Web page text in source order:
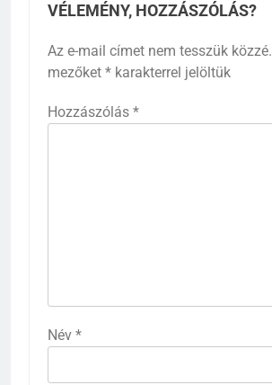
VÉLEMÉNY, HOZZÁSZÓLÁS?
Az e-mail címet nem tesszük közzé.
mezőket * karakterrel jelöltük
Hozzászólás *
Név *